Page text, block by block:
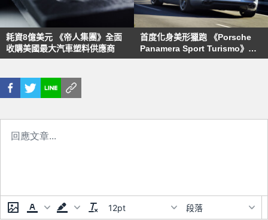
耗資8億美元 《帝人集團》全面
收購美國最大汽車塑料供應商
首度化身美形獵跑 《Porsche
Panamera Sport Turismo》預
約明年日內瓦車展亮相
12pt 段落